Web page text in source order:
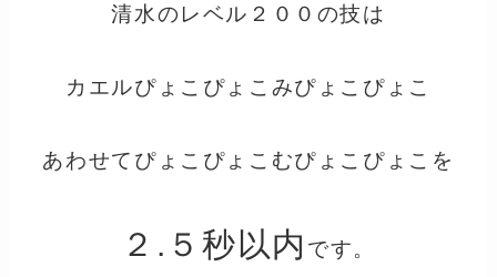
清水のレベル２００の技は
カエルぴょこぴょこみぴょこぴょこ
あわせてぴょこぴょこむぴょこぴょこを
２.５秒以内 です。